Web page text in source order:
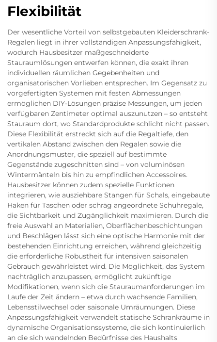
Flexibilität
Der wesentliche Vorteil von selbstgebauten Kleiderschrank-
Regalen liegt in ihrer vollständigen Anpassungsfähigkeit,
wodurch Hausbesitzer maßgeschneiderte
Stauraumlösungen entwerfen können, die exakt ihren
individuellen räumlichen Gegebenheiten und
organisatorischen Vorlieben entsprechen. Im Gegensatz zu
vorgefertigten Systemen mit festen Abmessungen
ermöglichen DIY-Lösungen präzise Messungen, um jeden
verfügbaren Zentimeter optimal auszunutzen – so entsteht
Stauraum dort, wo Standardprodukte schlicht nicht passen.
Diese Flexibilität erstreckt sich auf die Regaltiefe, den
vertikalen Abstand zwischen den Regalen sowie die
Anordnungsmuster, die speziell auf bestimmte
Gegenstände zugeschnitten sind – von voluminösen
Wintermänteln bis hin zu empfindlichen Accessoires.
Hausbesitzer können zudem spezielle Funktionen
integrieren, wie ausziehbare Stangen für Schals, eingebaute
Haken für Taschen oder schräg angeordnete Schuhregale,
die Sichtbarkeit und Zugänglichkeit maximieren. Durch die
freie Auswahl an Materialien, Oberflächenbeschichtungen
und Beschlägen lässt sich eine optische Harmonie mit der
bestehenden Einrichtung erreichen, während gleichzeitig
die erforderliche Robustheit für intensiven saisonalen
Gebrauch gewährleistet wird. Die Möglichkeit, das System
nachträglich anzupassen, ermöglicht zukünftige
Modifikationen, wenn sich die Stauraumanforderungen im
Laufe der Zeit ändern – etwa durch wachsende Familien,
Lebensstilwechsel oder saisonale Umräumungen. Diese
Anpassungsfähigkeit verwandelt statische Schrankräume in
dynamische Organisationssysteme, die sich kontinuierlich
an die sich wandelnden Bedürfnisse des Haushalts